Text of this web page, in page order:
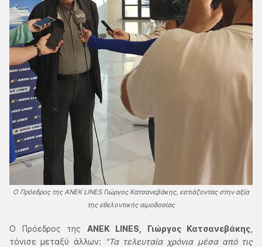
Ο Πρόεδρος της ΑΝΕΚ LINES Γιώργος Κατσανεβάκης, εστιάζοντας στην αξία
της εθελοντικής αιμοδοσίας
Ο Πρόεδρος της ANEK LINES, Γιώργος Κατσανεβάκης
τόνισε μεταξύ άλλων:
"Τα τελευταία χρόνια μέσα από τις